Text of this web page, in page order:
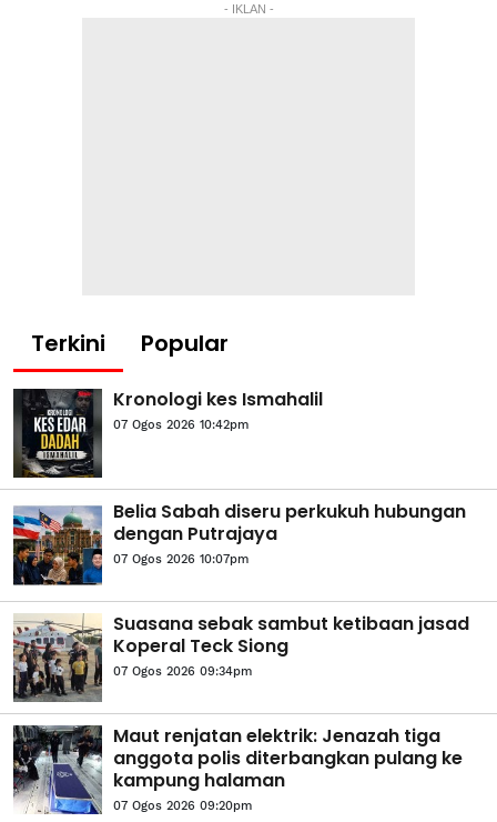
- IKLAN -
Terkini Popular
Kronologi kes Ismahalil
07 Ogos 2026 10:42pm
Belia Sabah diseru perkukuh hubungan
dengan Putrajaya
07 Ogos 2026 10:07pm
Suasana sebak sambut ketibaan jasad
Koperal Teck Siong
07 Ogos 2026 09:34pm
Maut renjatan elektrik: Jenazah tiga
anggota polis diterbangkan pulang ke
kampung halaman
07 Ogos 2026 09:20pm